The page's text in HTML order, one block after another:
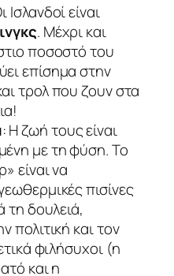
Ισλανδοί είναι
. Μέχρι και
ποσοστό του
επίσημα στην
τρολ που ζουν στα
: Η ζωή τους είναι
με τη φύση. Το
είναι να
πισίνες
δουλειά,
πολιτική και τον
φιλήσυχοι (η
και η